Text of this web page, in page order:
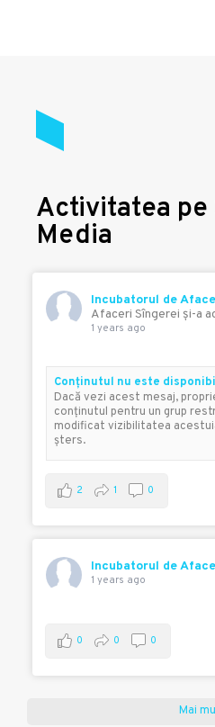
Activitatea pe
Media
Incubatorul de
Afaceri Sîngerei şi-a
1 years ago
Conţinutul nu este
Dacă vezi acest mesaj,
conţinutul pentru un grup
modificat vizibilitatea
şters.
2 1 0
Incubatorul de
1 years ago
0 0 0
Mai